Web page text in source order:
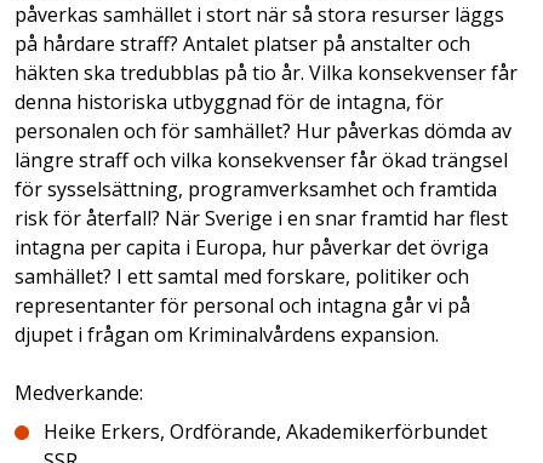
påverkas samhället i stort när så stora resurser läggs
på hårdare straff? Antalet platser på anstalter och
häkten ska tredubblas på tio år. Vilka konsekvenser får
denna historiska utbyggnad för de intagna, för
personalen och för samhället? Hur påverkas dömda av
längre straff och vilka konsekvenser får ökad trängsel
för sysselsättning, programverksamhet och framtida
risk för återfall? När Sverige i en snar framtid har flest
intagna per capita i Europa, hur påverkar det övriga
samhället? I ett samtal med forskare, politiker och
representanter för personal och intagna går vi på
djupet i frågan om Kriminalvårdens expansion.
Medverkande:
Heike Erkers, Ordförande, Akademikerförbundet